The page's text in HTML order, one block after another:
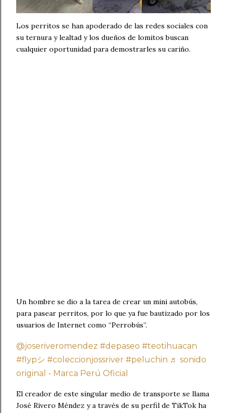
Los perritos se han apoderado de las redes sociales con
su ternura y lealtad y los dueños de lomitos buscan
cualquier oportunidad para demostrarles su cariño.
Un hombre se dio a la tarea de crear un mini autobús,
para pasear perritos, por lo que ya fue bautizado por los
usuarios de Internet como “Perrobús”.
@joseriveromendez #depaseo #teotihuacan
#flypシ #coleccionjossriver #peluchin ♬ sonido
original - Marca Perú Oficial
El creador de este singular medio de transporte se llama
José Rivero Méndez y a través de su perfil de TikTok ha